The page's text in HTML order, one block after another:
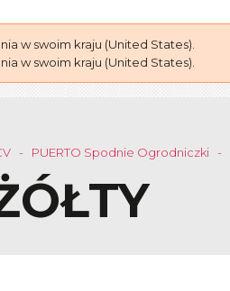
w swoim kraju (United States).
w swoim kraju (United States).
PUERTO Spodnie Ogrodniczki